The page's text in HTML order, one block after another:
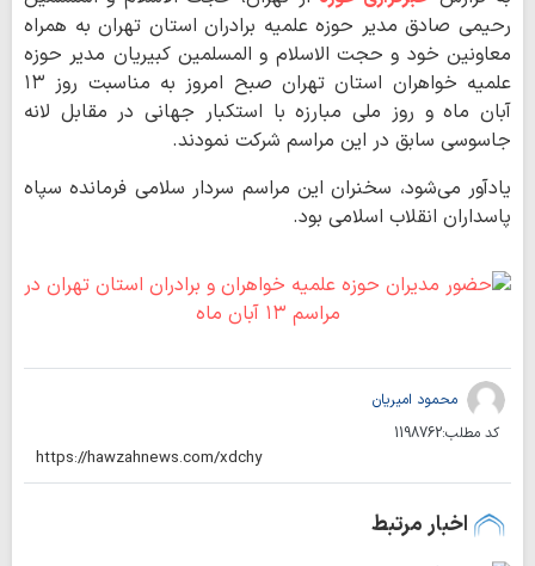
رحیمی صادق مدیر حوزه علمیه برادران استان تهران به همراه
معاونین خود و حجت الاسلام و المسلمین کبیریان مدیر حوزه
علمیه خواهران استان تهران صبح امروز به مناسبت روز ۱۳
آبان ماه و روز ملی مبارزه با استکبار جهانی در مقابل لانه
جاسوسی سابق در این مراسم شرکت نمودند.
یادآور می‌شود، سخنران این مراسم سردار سلامی فرمانده سپاه
پاسداران انقلاب اسلامی بود.
محمود امیریان
کد مطلب:1198762
اخبار مرتبط